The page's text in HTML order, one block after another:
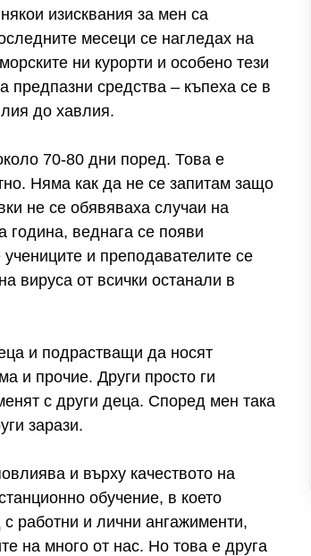
изисквания за мен са
месеци се нагледах на
ни курорти и особено тези
предпазни средства – къпеха се в
до хавлия.
70-80 дни поред. Това е
Няма как да не се запитам защо
не се обявяваха случаи на
година, веднага се появи
и преподавателите се
вируса от всички останали в
и подрастващи да носят
и прочие. Други просто ги
с други деца. Според мен така
зарази.
и върху качеството на
обучение, в което
работни и лични ангажименти,
на много от нас. Но това е друга